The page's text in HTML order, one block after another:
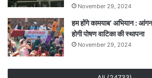
November 29, 2024
हम होंगे कामयाब’ अभियान :
होगी पोषण वाटिका की स्थापना
November 29, 2024